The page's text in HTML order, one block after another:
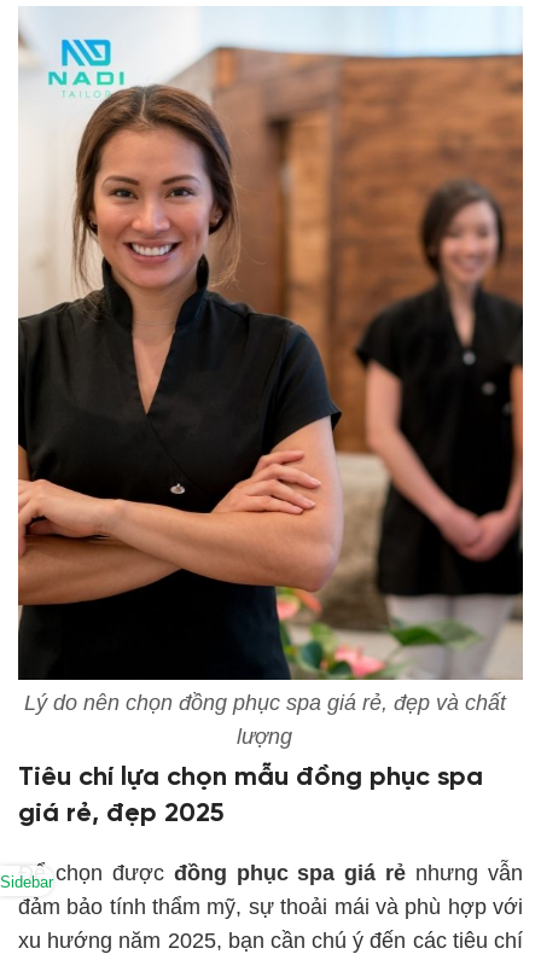
Lý do nên chọn đồng phục spa giá rẻ, đẹp và chất
lượng
Tiêu chí lựa chọn mẫu đồng phục spa
giá rẻ, đẹp 2025
Để chọn được đồng phục spa giá rẻ nhưng vẫn
đảm bảo tính thẩm mỹ, sự thoải mái và phù hợp với
xu hướng năm 2025, bạn cần chú ý đến các tiêu chí
Sidebar